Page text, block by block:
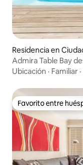
Residencia en
Admira Table Bay
Ubicación · Familiar ·
Favorito entre
Favorito entre